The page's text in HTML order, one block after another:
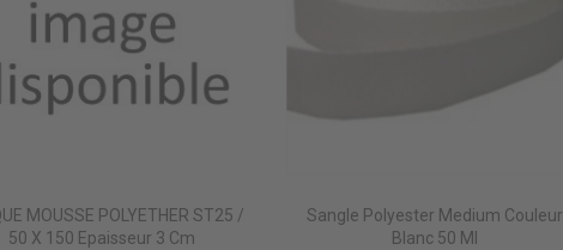
MOUSSE POLYETHER ST25 /
50 X 150 Epaisseur 3 Cm
Sangle Polyester Medium Couleur
Blanc 50 Ml